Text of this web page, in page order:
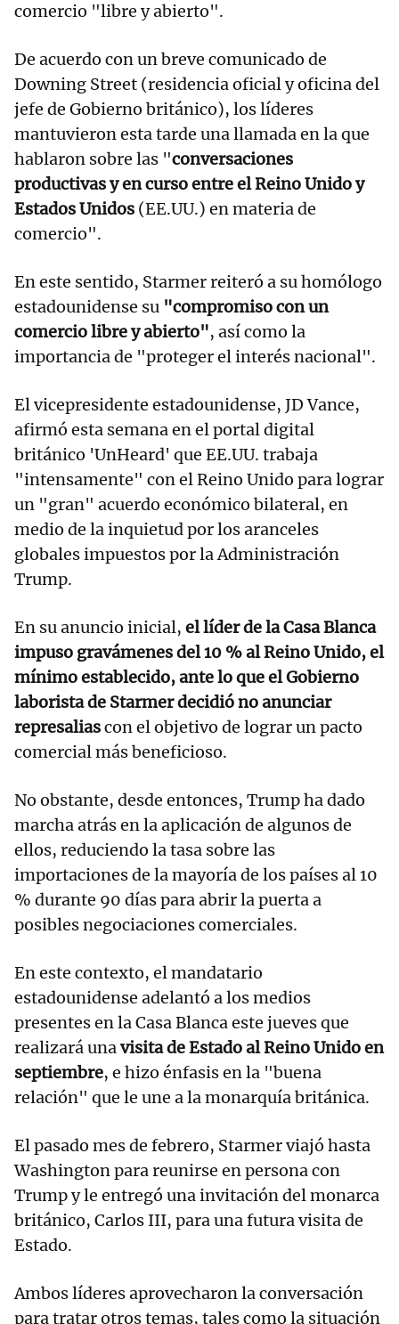
comercio "libre y abierto".
De acuerdo con un breve comunicado de
Downing Street (residencia oficial y oficina del
jefe de Gobierno británico), los líderes
mantuvieron esta tarde una llamada en la que
hablaron sobre las "conversaciones
productivas y en curso entre el Reino Unido y
Estados Unidos (EE.UU.) en materia de
comercio".
En este sentido, Starmer reiteró a su homólogo
estadounidense su "compromiso con un
comercio libre y abierto", así como la
importancia de "proteger el interés nacional".
El vicepresidente estadounidense, JD Vance,
afirmó esta semana en el portal digital
británico 'UnHeard' que EE.UU. trabaja
"intensamente" con el Reino Unido para lograr
un "gran" acuerdo económico bilateral, en
medio de la inquietud por los aranceles
globales impuestos por la Administración
Trump.
En su anuncio inicial, el líder de la Casa Blanca
impuso gravámenes del 10 % al Reino Unido, el
mínimo establecido, ante lo que el Gobierno
laborista de Starmer decidió no anunciar
represaliascon el objetivo de lograr un pacto
comercial más beneficioso.
No obstante, desde entonces, Trump ha dado
marcha atrás en la aplicación de algunos de
ellos, reduciendo la tasa sobre las
importaciones de la mayoría de los países al 10
% durante 90 días para abrir la puerta a
posibles negociaciones comerciales.
En este contexto, el mandatario
estadounidense adelantó a los medios
presentes en la Casa Blanca este jueves que
realizará unavisita de Estado al Reino Unido en
septiembre, e hizo énfasis en la "buena
relación" que le une a la monarquía británica.
El pasado mes de febrero, Starmer viajó hasta
Washington para reunirse en persona con
Trump y le entregó una invitación del monarca
británico, Carlos III, para una futura visita de
Estado.
Ambos líderes aprovecharon la conversación
para tratar otros temas, tales como la situación